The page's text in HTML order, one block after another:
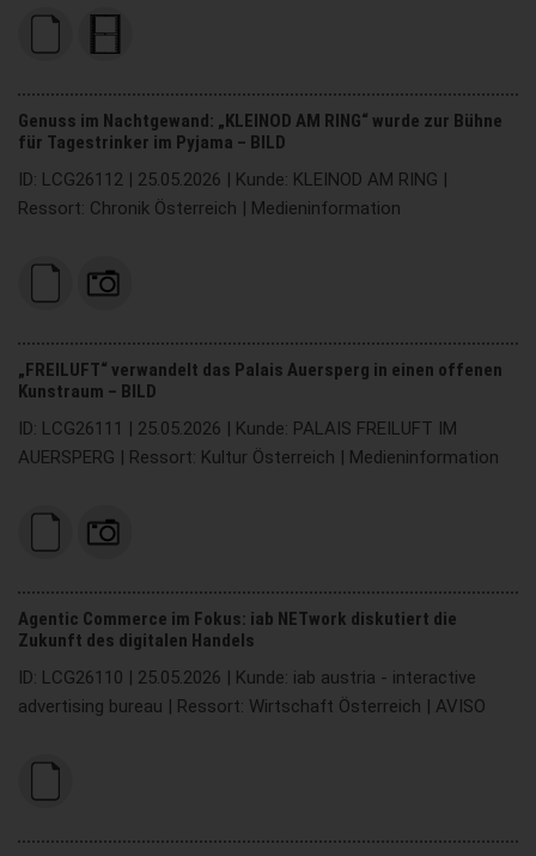
Genuss im Nachtgewand: „KLEINOD AM RING“ wurde zur Bühne
für Tagestrinker im Pyjama – BILD
ID: LCG26112 | 25.05.2026 | Kunde: KLEINOD AM RING |
Ressort: Chronik Österreich | Medieninformation
„FREILUFT“ verwandelt das Palais Auersperg in einen offenen
Kunstraum – BILD
ID: LCG26111 | 25.05.2026 | Kunde: PALAIS FREILUFT IM
AUERSPERG | Ressort: Kultur Österreich | Medieninformation
Agentic Commerce im Fokus: iab NETwork diskutiert die
Zukunft des digitalen Handels
ID: LCG26110 | 25.05.2026 | Kunde: iab austria - interactive
advertising bureau | Ressort: Wirtschaft Österreich | AVISO